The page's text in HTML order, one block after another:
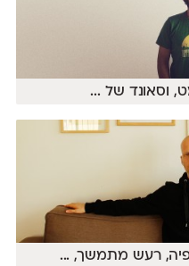
וסאונד של ...
...